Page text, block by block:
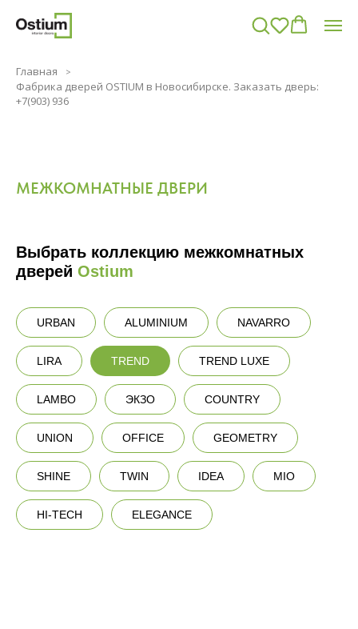
Главная
Фабрика дверей OSTIUM в Новосибирске. Заказать дверь:
+7(903) 936
МЕЖКОМНАТНЫЕ ДВЕРИ
Выбрать коллекцию межкомнатных
дверей Ostium
URBAN ALUMINIUM NAVARRO
LIRA TREND TREND LUXE
LAMBO ЭКЗО COUNTRY
UNION OFFICE GEOMETRY
SHINE TWIN IDEA MIO
HI-TECH ELEGANCE